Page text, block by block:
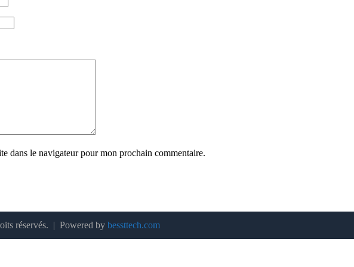
dans le navigateur pour mon prochain commentaire.
réservés. | Powered by bessttech.com